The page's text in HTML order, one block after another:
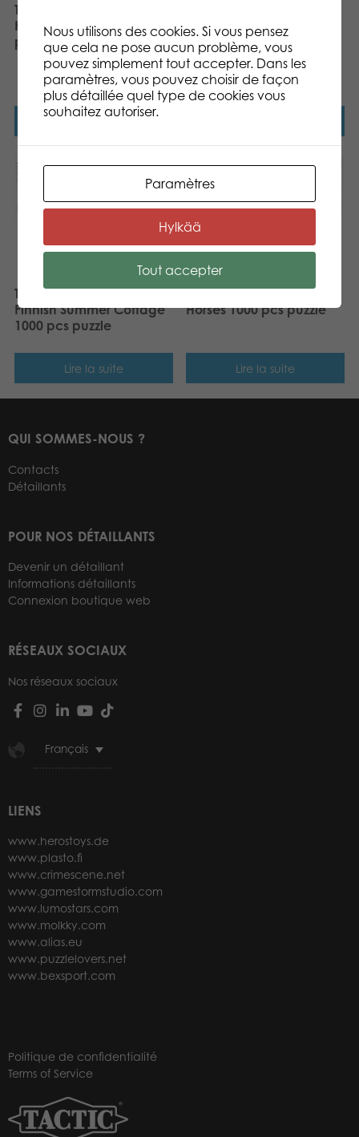
Tactic Puzzle Lovers
Kronborg Castle 1000 pcs
puzzle
Tactic Puzzle Lovers View
of Helsinki 1000 pcs
puzzle
Tactic Puzzle Lovers
Finnish Summer Cottage
1000 pcs puzzle
Lire la suite
Tactic Puzzle Lovers Wild
Horses 1000 pcs puzzle
Lire la suite
QUI SOMMES-NOUS ?
Contacts
Détaillants
POUR NOS DÉTAILLANTS
Devenir un détaillant
Informations détaillants
Connexion boutique web
RÉSEAUX SOCIAUX
Nos réseaux sociaux
Français
LIENS
www.herostoys.de
www.plasto.fi
www.crimescene.net
www.gamestormstudio.com
www.lumostars.com
www.molkky.com
www.alias.eu
www.puzzlelovers.net
www.bexsport.com
Politique de confidentialité
Terms of Service
Nous utilisons des cookies. Si vous pensez
que cela ne pose aucun problème, vous
pouvez simplement tout accepter. Dans les
paramètres, vous pouvez choisir de façon
plus détaillée quel type de cookies vous
souhaitez autoriser.
Paramètres
Hylkää
Tout accepter